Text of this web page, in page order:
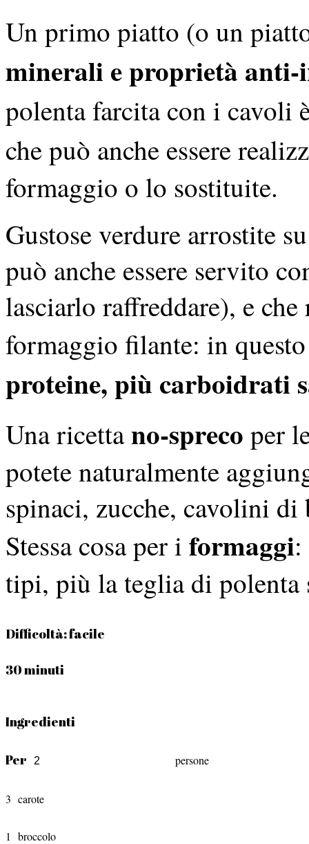
Un primo piatto (o un
minerali e proprietà
polenta farcita con i cavoli
che può anche essere
formaggio o lo sostituite.
Gustose verdure arrostite
può anche essere servito
lasciarlo raffreddare), e
formaggio filante: in
proteine, più carboidrati
Una ricettano-spreco per
potete naturalmente
spinaci, zucche, cavolini
Stessa cosa per i formaggi
tipi, più la teglia di polenta
Difficoltà:facile
30 minuti
Ingredienti
Per persone
3 carote
1 broccolo